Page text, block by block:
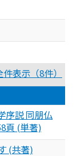
件表示（8件）
序説 同朋仏
頁 (単著)
(共著)